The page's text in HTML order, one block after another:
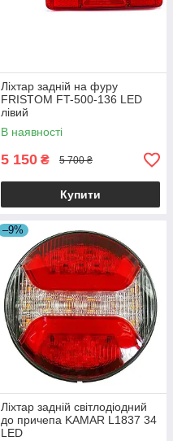
Ліхтар задній на фуру
FRISTOM FT-500-136 LED
лівий
В наявності
5 150 ₴ 5 700 ₴
Купити
–9%
Ліхтар задній світлодіодний
до причепа KAMAR L1837 34
LED